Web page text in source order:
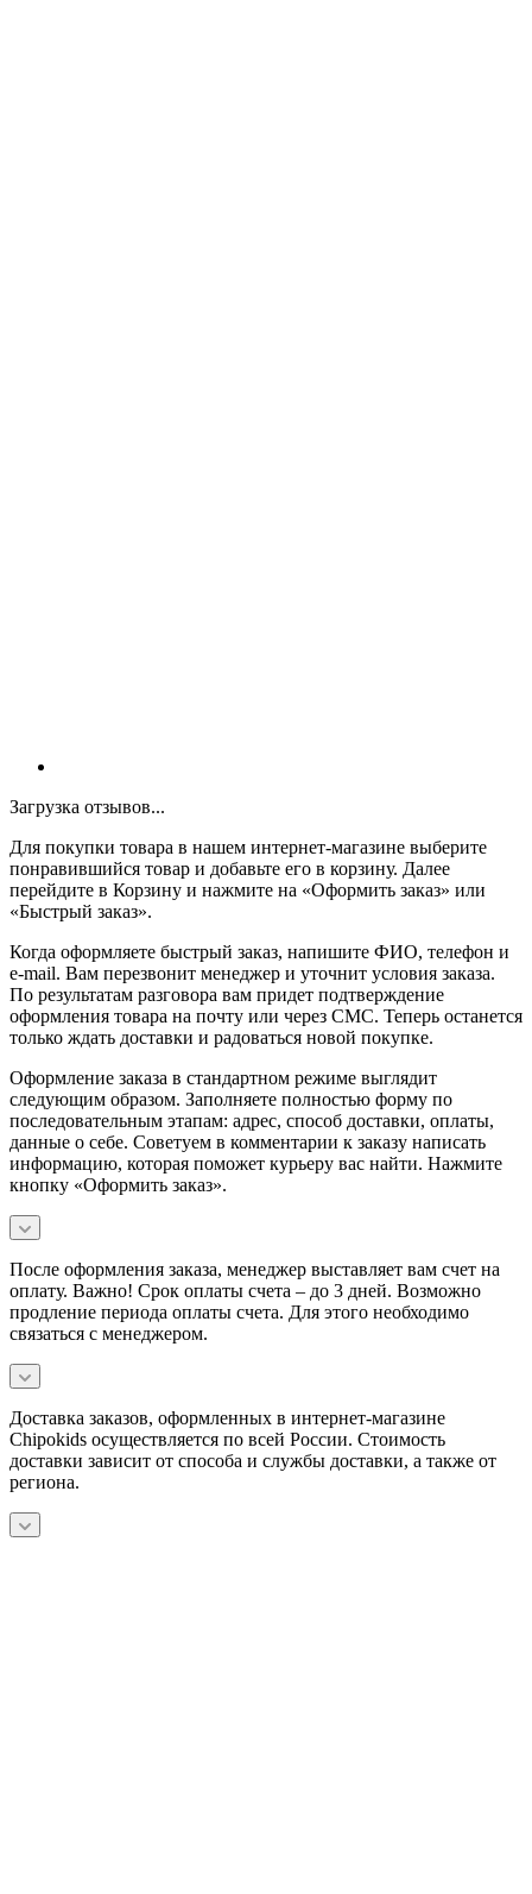
Загрузка отзывов...
Для покупки товара в нашем интернет-магазине выберите
понравившийся товар и добавьте его в корзину. Далее
перейдите в Корзину и нажмите на «Оформить заказ» или
«Быстрый заказ».
Когда оформляете быстрый заказ, напишите ФИО, телефон и
e-mail. Вам перезвонит менеджер и уточнит условия заказа.
По результатам разговора вам придет подтверждение
оформления товара на почту или через СМС. Теперь останется
только ждать доставки и радоваться новой покупке.
Оформление заказа в стандартном режиме выглядит
следующим образом. Заполняете полностью форму по
последовательным этапам: адрес, способ доставки, оплаты,
данные о себе. Советуем в комментарии к заказу написать
информацию, которая поможет курьеру вас найти. Нажмите
кнопку «Оформить заказ».
После оформления заказа, менеджер выставляет вам счет на
оплату. Важно! Срок оплаты счета – до 3 дней. Возможно
продление периода оплаты счета. Для этого необходимо
связаться с менеджером.
Доставка заказов, оформленных в интернет-магазине
Chipokids осуществляется по всей России. Стоимость
доставки зависит от способа и службы доставки, а также от
региона.